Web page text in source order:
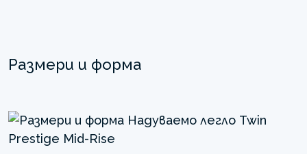
Размери и форма